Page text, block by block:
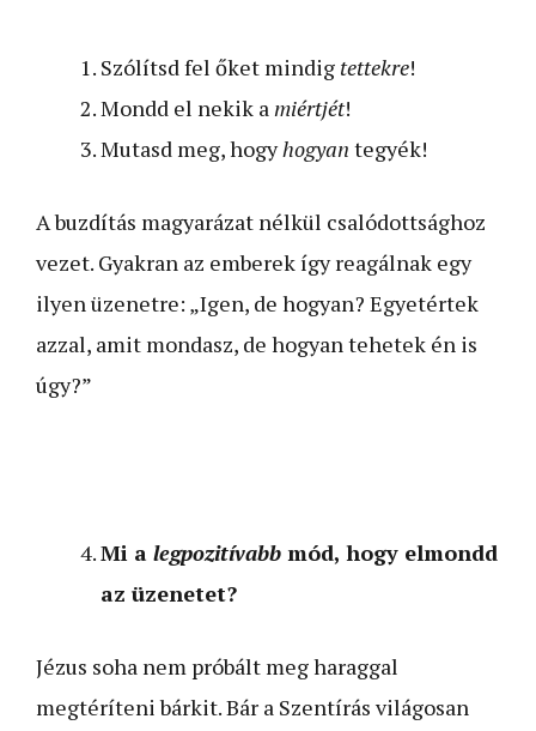
Szólítsd fel őket mindig tettekre!
Mondd el nekik a miértjét!
Mutasd meg, hogyhogyan tegyék!
A buzdítás magyarázat nélkül csalódottsághoz
vezet. Gyakran az emberek így reagálnak egy
ilyen üzenetre: „Igen, de hogyan? Egyetértek
azzal, amit mondasz, de hogyan tehetek én is
úgy?”
Mi a legpozitívabb mód, hogy elmondd
az üzenetet?
Jézus soha nem próbált meg haraggal
megtéríteni bárkit. Bár a Szentírás világosan